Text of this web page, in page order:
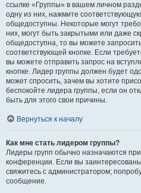
ссылке «Группы» в вашем личном
одну из них, нажмите
общедоступны. Некоторые могут
них, могут быть закрытыми или даже
общедоступна, то вы можете
соответствующей кнопке. Если
вы можете отправить запрос на
кнопке. Лидер группы должен будет
может спросить, зачем вы хотите
беспокойте лидера группы, если он
быть для этого свои причины.
Вернуться к началу
Как мне стать лидером группы?
Лидеры групп обычно назначаются
конференции. Если вы
свяжитесь с администратором;
сообщение.